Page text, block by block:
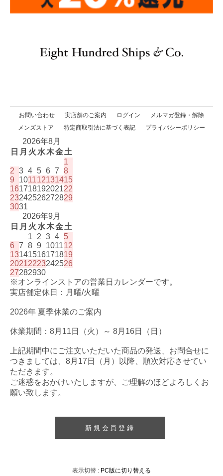
お問い合わせ 実店舗のご案内 ログイン
メルマガ登録・解除
メンズストア
特定商取引法に基づく表記 プライバシーポリシー
2026年8月
日 月 火 水木金土
1
2 3 4 5 6 7 8
9
101112131415
16171819202122
23242526272829
3031
2026年9月
日 月 火 水木金土
1
2 3 4 5
6 7 8 9 101112
13141516171819
20212223242526
27282930
※オンラインストアの営業日カレンダーです。
実店舗定休日：月曜/火曜
2026年 夏季休業のご案内
休業期間：8月11日（火）～ 8月16日（日）
上記期間中にご注文いただいた商品の発送、お問合せに
つきましては、8月17日（月）以降、順次対応させてい
ただきます。
ご迷惑をおかけいたしますが、ご理解のほどよろしくお
願い致します。
新規会員登録
表示切替 : PC版に切り替える